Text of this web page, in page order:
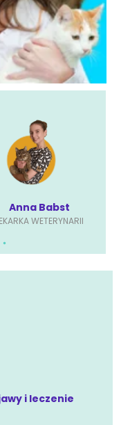
Anna Babst
WETERYNARII
i leczenie